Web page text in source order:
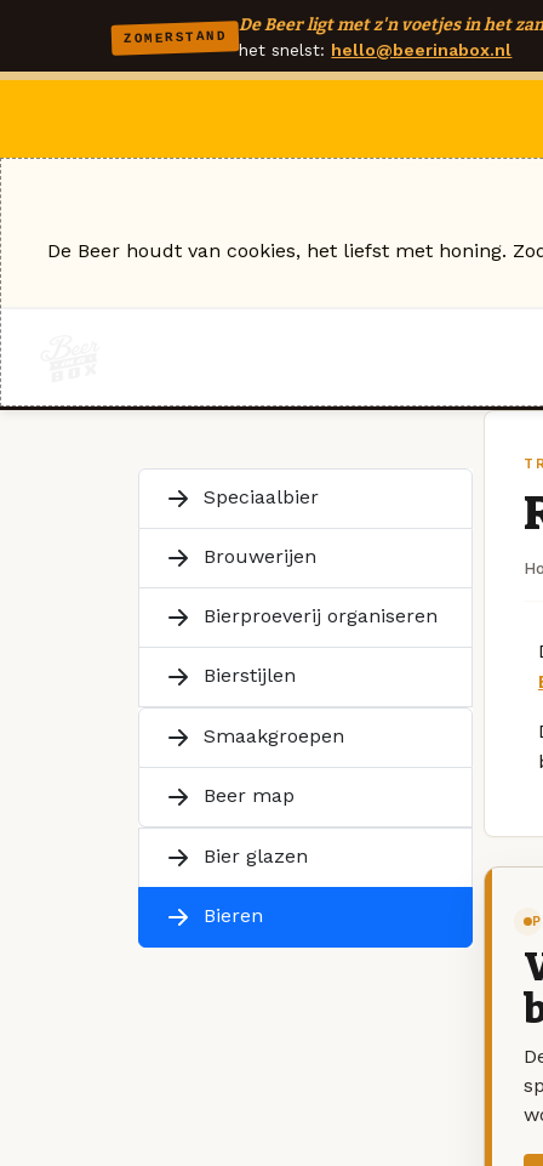
ZOMERSTAND
De Beer ligt met z'n voetjes in het
het snelst: hello@beerinabox.nl
Speciaalbier
Brouwerijen
Bierproeverij organiseren
Bierstijlen
Smaakgroepen
Beer map
Bier glazen
Bieren
De Beer houdt van cookies, het liefst met honing.